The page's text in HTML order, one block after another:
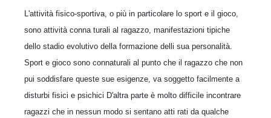
L'attività fisico-sportiva, o più in particolare lo sport e il gioco,
sono attività conna turali al ragazzo, manifestazioni tipiche
dello stadio evolutivo della formazione delli sua personalità.
Sport e gioco sono connaturali al punto che il ragazzo che non
pui soddisfare queste sue esigenze, va soggetto facilmente a
disturbi fisici e psichici D'altra parte è molto difficile incontrare
ragazzi che in nessun modo si sentano atti rati da qualche